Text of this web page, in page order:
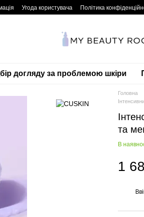
Угода користувача Політика
догляду за проблемою шкіри
Головна
та
В
1